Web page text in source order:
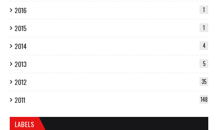
2016 1
2015 1
2014 4
2013 5
2012 35
2011 148
LABELS